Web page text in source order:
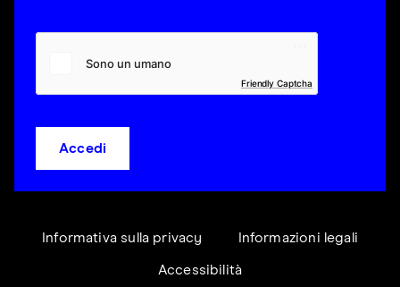
Friendly Captcha
Accedi
Informativa sulla privacy Informazioni legali
Accessibilità